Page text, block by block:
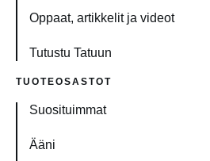
Oppaat, artikkelit ja videot
Tutustu Tatuun
TUOTEOSASTOT
Suosituimmat
Ääni